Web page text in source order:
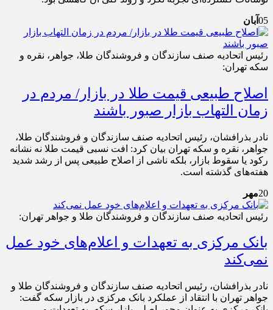
05 آبان
رئیس اتحادیه صنف سازندگان و فروشندگان طلا، جواهر، نقره و
سکه تهران:
اصلاح طبیعی قیمت طلا در بازار/ مردم در
زمان التهاب بازار صبور باشند
نادر بذرافشان، رئیس اتحادیه صنف سازندگان و فروشندگان طلا،
جواهر، نقره و سکه تهران بیان کرد: افت نسبی قیمت طلا نه نشانه
رکود یا سقوط بازار، بلکه ناشی از اصلاح طبیعی پس از رشد شدید
هفته‌های گذشته است.
20مهر
رئیس اتحادیه صنف سازندگان و فروشندگان طلا و جواهر تهران:
بانک مرکزی به تعهدات و اعلام‌های خود عمل
نمی‌کند
نادر بذرافشان، رئیس اتحادیه صنف سازندگان و فروشندگان طلا و
جواهر تهران با انتقاد از عملکرد بانک مرکزی در بازار سکه گفت: